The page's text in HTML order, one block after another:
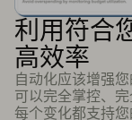
利用符合
高效率
自动化应该增强
可以完全掌控、
每个变化都支持您